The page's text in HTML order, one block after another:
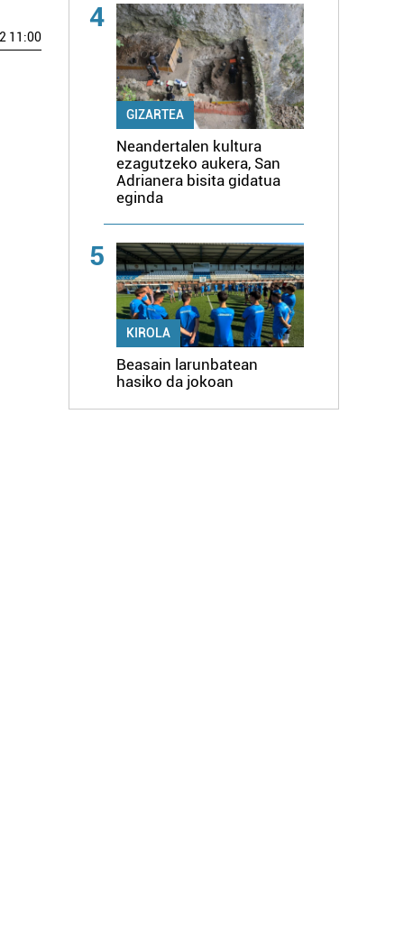
11:00
4
GIZARTEA
Neandertalen kultura
ezagutzeko aukera, San
Adrianera bisita gidatua
eginda
5
KIROLA
Beasain larunbatean
hasiko da jokoan